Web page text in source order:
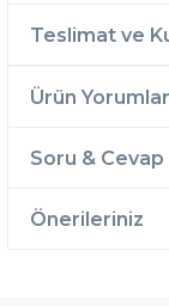
Teslimat ve
Ürün
Soru & Cevap
Önerileriniz